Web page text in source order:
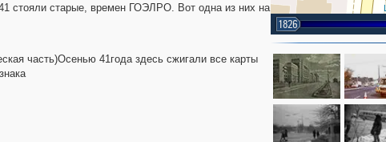
2
2
1826
стояли старые, времен ГОЭЛРО. Вот одна из них на
часть)Осенью 41года здесь сжигали все карты